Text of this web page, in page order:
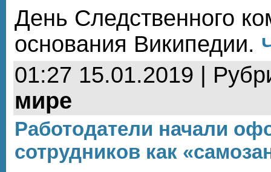
День Следственного
основания Википедии.
01:27 15.01.2019 |
мире
Работодатели начали
сотрудников как